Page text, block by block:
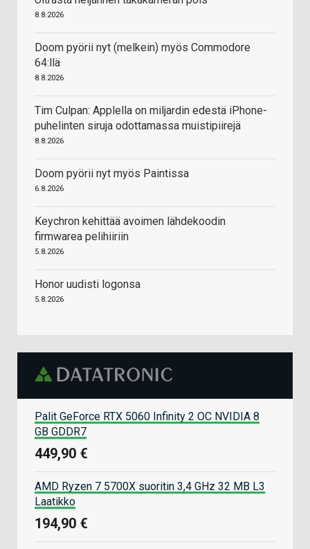
8.8.2026
Doom pyörii nyt (melkein) myös Commodore
64:llä
8.8.2026
Tim Culpan: Applella on miljardin edestä iPhone-
puhelinten siruja odottamassa muistipiirejä
8.8.2026
Doom pyörii nyt myös Paintissa
6.8.2026
Keychron kehittää avoimen lähdekoodin
firmwarea pelihiiriin
5.8.2026
Honor uudisti logonsa
5.8.2026
Palit GeForce RTX 5060 Infinity 2 OC NVIDIA 8
GB GDDR7
449,90 €
AMD Ryzen 7 5700X suoritin 3,4 GHz 32 MB L3
Laatikko
194,90 €